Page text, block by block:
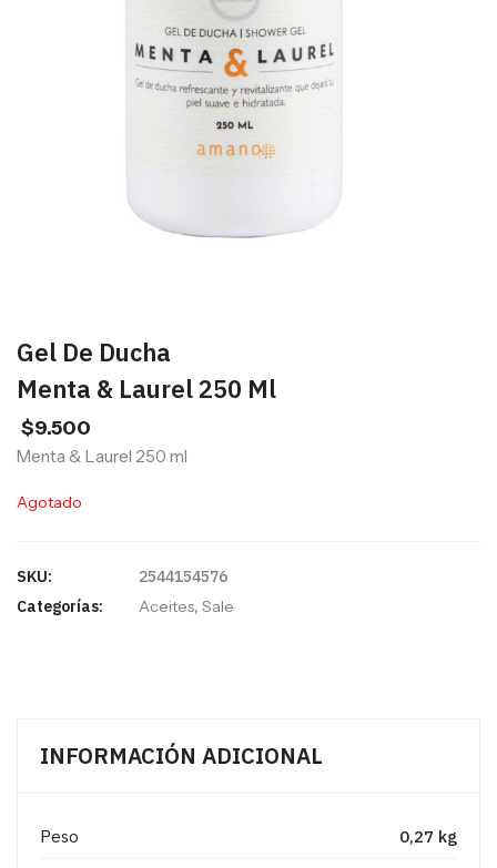
Gel De Ducha
Menta & Laurel 250 Ml
$9.500
Menta & Laurel 250 ml
Agotado
SKU:
2544154576
Categorías:
Aceites, Sale
INFORMACIÓN ADICIONAL
Peso 0,27 kg